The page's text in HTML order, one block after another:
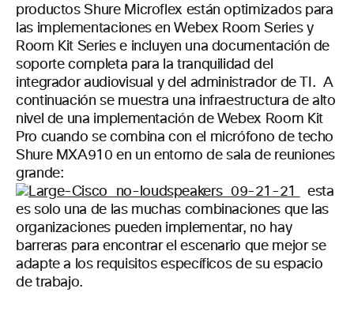
productos Shure Microflex están optimizados para
las implementaciones en Webex Room Series y
Room Kit Series e incluyen una documentación de
soporte completa para la tranquilidad del
integrador audiovisual y del administrador de TI. A
continuación se muestra una infraestructura de alto
nivel de una implementación de Webex Room Kit
Pro cuando se combina con el micrófono de techo
Shure MXA910 en un entorno de sala de reuniones
grande:
esta
es solo una de las muchas combinaciones que las
organizaciones pueden implementar, no hay
barreras para encontrar el escenario que mejor se
adapte a los requisitos específicos de su espacio
de trabajo.